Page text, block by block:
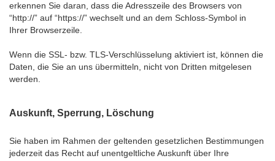
erkennen Sie daran, dass die Adresszeile des Browsers von
“http://” auf “https://” wechselt und an dem Schloss-Symbol in
Ihrer Browserzeile.
Wenn die SSL- bzw. TLS-Verschlüsselung aktiviert ist, können die
Daten, die Sie an uns übermitteln, nicht von Dritten mitgelesen
werden.
Auskunft, Sperrung, Löschung
Sie haben im Rahmen der geltenden gesetzlichen Bestimmungen
jederzeit das Recht auf unentgeltliche Auskunft über Ihre